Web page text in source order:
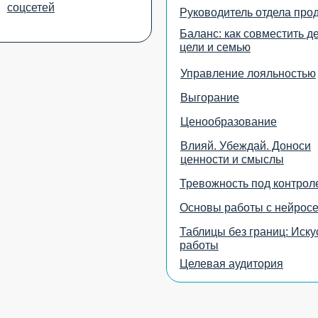
соцсетей
Целевая аудитория
Таблицы без границ:
работы
Баланс: как совместить
цели и семью
Основы работы с
Тревожность под
Влияй. Убеждай. Доноси
ценности и смыслы
Ценообразование
Выгорание
Управление лояльностью
Руководитель отдела